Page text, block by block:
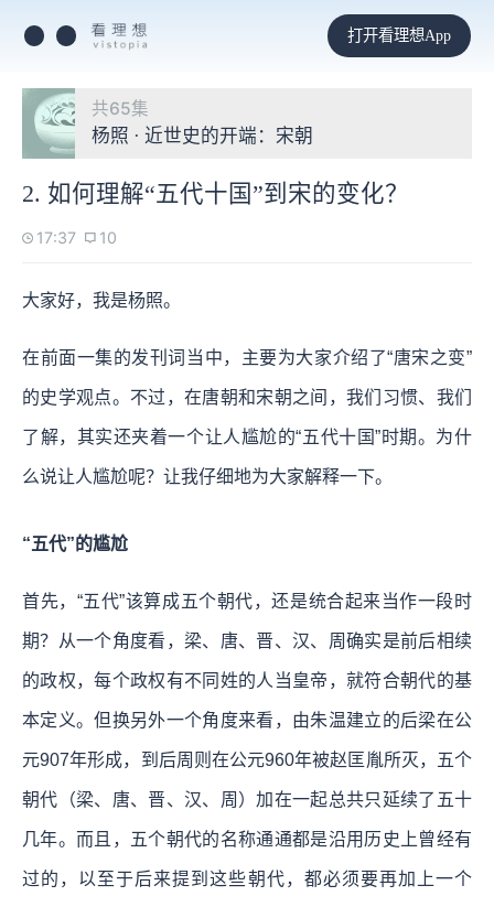
打开看理想App
共65集
杨照 · 近世史的开端：宋朝
2. 如何理解“五代十国”到宋的变化？
17:37 10
大家好，我是杨照。
在前面一集的发刊词当中，主要为大家介绍了“唐宋之变”
的史学观点。不过，在唐朝和宋朝之间，我们习惯、我们
了解，其实还夹着一个让人尴尬的“五代十国”时期。为什
么说让人尴尬呢？让我仔细地为大家解释一下。
“五代”的尴尬
首先，“五代”该算成五个朝代，还是统合起来当作一段时
期？从一个角度看，梁、唐、晋、汉、周确实是前后相续
的政权，每个政权有不同姓的人当皇帝，就符合朝代的基
本定义。但换另外一个角度来看，由朱温建立的后梁在公
元907年形成，到后周则在公元960年被赵匡胤所灭，五个
朝代（梁、唐、晋、汉、周）加在一起总共只延续了五十
几年。而且，五个朝代的名称通通都是沿用历史上曾经有
过的，以至于后来提到这些朝代，都必须要再加上一个